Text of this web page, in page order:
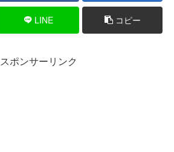
LINE コピー
スポンサーリンク